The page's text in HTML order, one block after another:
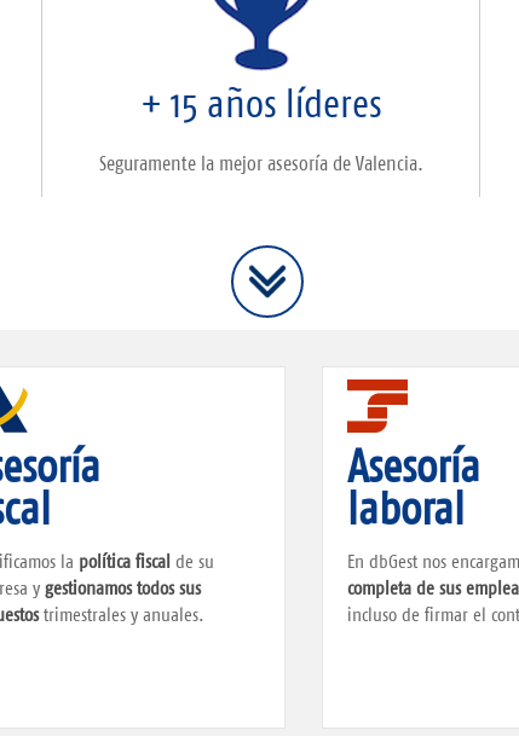
+ 15 años líderes
Seguramente la mejor asesoría de Valencia.
la política fiscal de su
y gestionamos todos sus
trimestrales y anuales.
Asesoría
laboral
En dbGest nos
completa de sus
incluso de firmar el